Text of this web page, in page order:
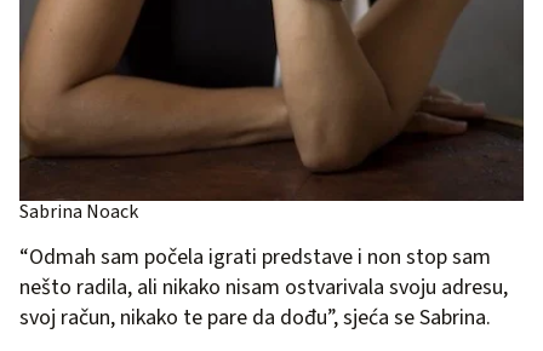
Sabrina Noack
“Odmah sam počela igrati predstave i non stop sam
nešto radila, ali nikako nisam ostvarivala svoju adresu,
svoj račun, nikako te pare da dođu”, sjeća se Sabrina.